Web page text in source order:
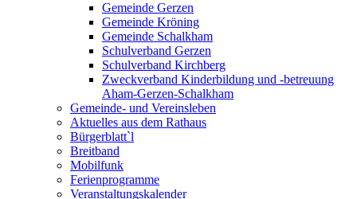
Gemeinde Gerzen
Gemeinde Kröning
Gemeinde Schalkham
Schulverband Gerzen
Schulverband Kirchberg
Zweckverband Kinderbildung und -betreuung
Aham-Gerzen-Schalkham
Gemeinde- und Vereinsleben
Aktuelles aus dem Rathaus
Bürgerblatt`l
Breitband
Mobilfunk
Ferienprogramme
Veranstaltungskalender